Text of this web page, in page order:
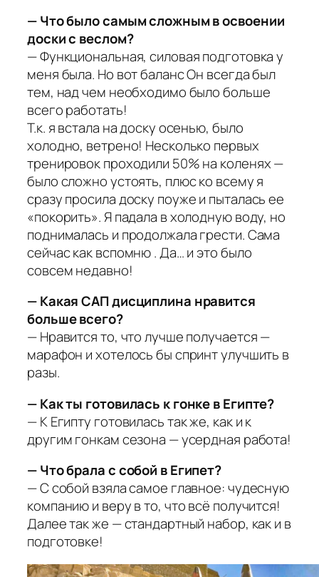
— Что было самым сложным в освоении
доски с веслом?
— Функциональная, силовая подготовка у
меня была. Но вот баланс Он всегда был
тем, над чем необходимо было больше
всего работать!
Т.к. я встала на доску осенью, было
холодно, ветрено! Несколько первых
тренировок проходили 50% на коленях —
было сложно устоять, плюс ко всему я
сразу просила доску поуже и пыталась ее
«покорить». Я падала в холодную воду, но
поднималась и продолжала грести. Сама
сейчас как вспомню . Да… и это было
совсем недавно!
— Какая САП дисциплина нравится
больше всего?
— Нравится то, что лучше получается —
марафон и хотелось бы спринт улучшить в
разы.
— Как ты готовилась к гонке в Египте?
— К Египту готовилась так же, как и к
другим гонкам сезона — усердная работа!
— Что брала с собой в Египет?
— С собой взяла самое главное: чудесную
компанию и веру в то, что всё получится!
Далее так же — стандартный набор, как и в
подготовке!